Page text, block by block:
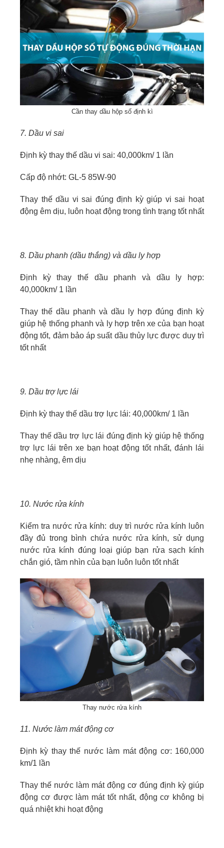
Cần thay dầu hộp số định kì
7. Dầu vi sai
Định kỳ thay thế dầu vi sai: 40,000km/ 1 lần
Cấp độ nhớt: GL-5 85W-90
Thay thế dầu vi sai đúng định kỳ giúp vi sai hoạt
động êm dịu, luôn hoạt động trong tình trạng tốt nhất
8. Dầu phanh (dầu thắng) và dầu ly hợp
Định kỳ thay thế dầu phanh và dầu ly hợp:
40,000km/ 1 lần
Thay thế dầu phanh và dầu ly hợp đúng định kỳ
giúp hệ thống phanh và ly hợp trên xe của bạn hoạt
động tốt, đảm bảo áp suất dầu thủy lực được duy trì
tốt nhất
9. Dầu trợ lực lái
Định kỳ thay thế dầu trợ lực lái: 40,000km/ 1 lần
Thay thế dầu trợ lực lái đúng định kỳ giúp hệ thống
trợ lực lái trên xe bạn hoạt động tốt nhất, đánh lái
nhẹ nhàng, êm dịu
10. Nước rửa kính
Kiểm tra nước rửa kính: duy trì nước rửa kính luôn
đầy đủ trong bình chứa nước rửa kính, sử dụng
nước rửa kính đúng loại giúp bạn rửa sạch kính
chắn gió, tầm nhìn của bạn luôn luôn tốt nhất
Thay nước rửa kính
11. Nước làm mát động cơ
Định kỳ thay thế nước làm mát động cơ: 160,000
km/1 lần
Thay thế nước làm mát động cơ đúng định kỳ giúp
động cơ được làm mát tốt nhất, động cơ không bị
quá nhiệt khi hoạt động